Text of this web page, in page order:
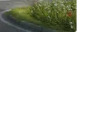
lignes TER et
de Valence
>>